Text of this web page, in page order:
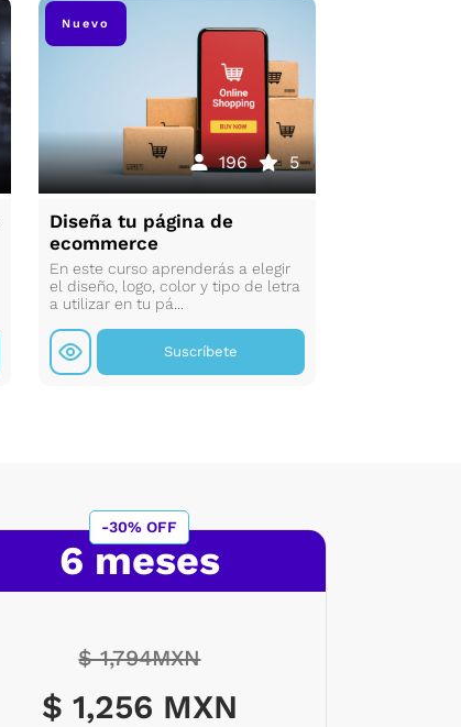
Nuevo
196 5
Diseña tu página de
ecommerce
En este curso aprenderás a elegir
el diseño, logo, color y tipo de letra
a utilizar en tu pá...
Suscríbete
-30% OFF
6 meses
$ 1,794MXN
$ 1,256 MXN